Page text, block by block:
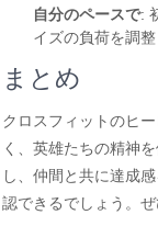
自分のペースで:
イズの負荷を調
まとめ
クロスフィットのヒ
く、英雄たちの精神
し、仲間と共に達成
認できるでしょう。